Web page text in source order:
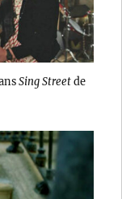
Sing Streetde